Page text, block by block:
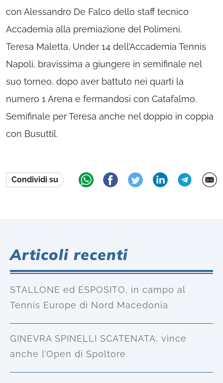
con Alessandro De Falco dello staff tecnico
Accademia alla premiazione del Polimeni.
Teresa Maletta, Under 14 dell’Accademia Tennis
Napoli, bravissima a giungere in semifinale nel
suo torneo, dopo aver battuto nei quarti la
numero 1 Arena e fermandosi con Catafalmo.
Semifinale per Teresa anche nel doppio in coppia
con Busuttil.
Condividi su
Articoli recenti
STALLONE ed ESPOSITO, in campo al
Tennis Europe di Nord Macedonia
GINEVRA SPINELLI SCATENATA, vince
anche l’Open di Spoltore